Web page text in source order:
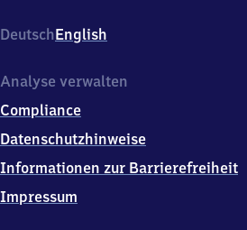
DeutschEnglish
Analyse verwalten
Compliance
Datenschutzhinweise
Informationen zur Barrierefreiheit
Impressum